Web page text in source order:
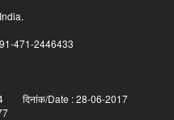
471-2446433
दिनांक/Date : 28-06-2017